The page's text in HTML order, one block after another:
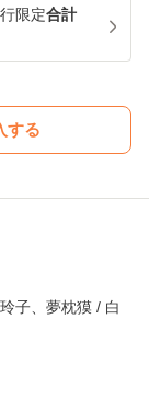
限定合計
する
子、夢枕獏 / 白